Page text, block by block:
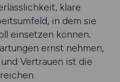
klare
in dem sie
einsetzen können.
ernst nehmen,
Vertrauen ist die